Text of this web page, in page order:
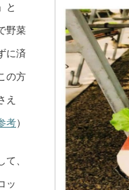
と
野菜
に済
の方
え
考）
、
ッ